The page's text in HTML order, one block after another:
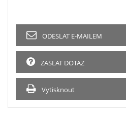
ODESLAT E-MAILEM
ZASLAT DOTAZ
Vytisknout